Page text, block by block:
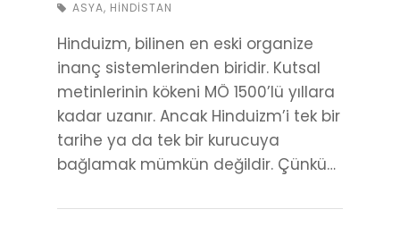
ASYA, HINDISTAN
Hinduizm, bilinen en eski organize
inanç sistemlerinden biridir. Kutsal
metinlerinin kökeni MÖ 1500’lü yıllara
kadar uzanır. Ancak Hinduizm’i tek bir
tarihe ya da tek bir kurucuya
bağlamak mümkün değildir. Çünkü…